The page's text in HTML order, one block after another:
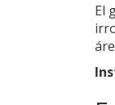
El